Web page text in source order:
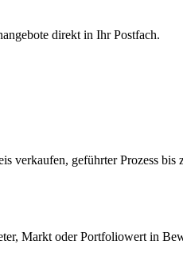
direkt in Ihr Postfach.
verkaufen, geführter Prozess bis
Markt oder Portfoliowert in